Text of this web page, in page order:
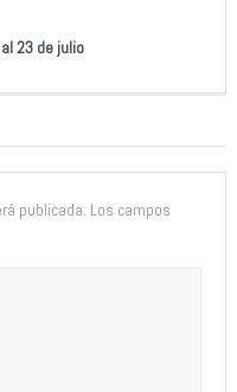
23 de julio
publicada. Los campos